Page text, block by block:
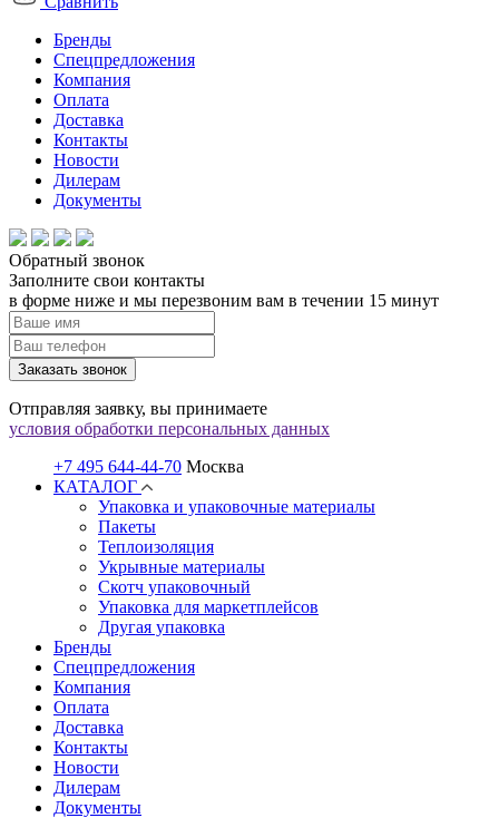
Бренды
Спецпредложения
Компания
Оплата
Доставка
Контакты
Новости
Дилерам
Документы
Обратный звонок
Заполните свои контакты
в форме ниже и мы перезвоним вам в течении 15 минут
Заказать звонок
Отправляя заявку, вы принимаете
условия обработки персональных данных
+7 495 644-44-70 Москва
КАТАЛОГ
Упаковка и упаковочные материалы
Пакеты
Теплоизоляция
Укрывные материалы
Скотч упаковочный
Упаковка для маркетплейсов
Другая упаковка
Бренды
Спецпредложения
Компания
Оплата
Доставка
Контакты
Новости
Дилерам
Документы